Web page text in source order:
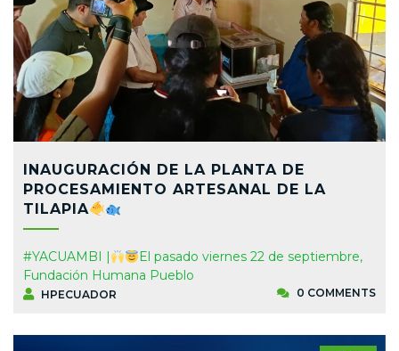
INAUGURACIÓN DE LA PLANTA DE
PROCESAMIENTO ARTESANAL DE LA
TILAPIA
#YACUAMBI |
El pasado viernes 22 de septiembre,
Fundación Humana Pueblo
HPECUADOR 0 COMMENTS